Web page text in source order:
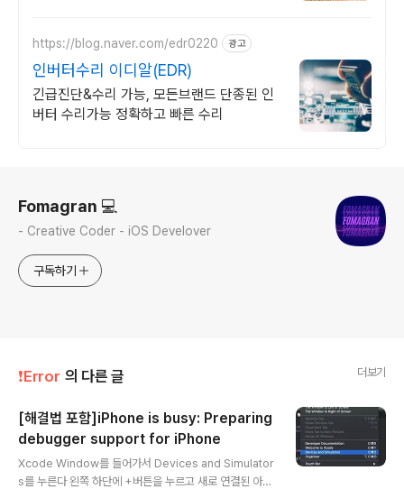
https://blog.naver.com/edr0220 광고
인버터수리 이디알(EDR)
긴급진단&수리 가능, 모든브랜드 단종된 인
버터 수리가능 정확하고 빠른 수리
Fomagran 💻
- Creative Coder - iOS Develover
구독하기
❗️Error 의 다른 글 더보기
[해결법 포함]iPhone is busy: Preparing
debugger support for iPhone
Xcode Window를 들어가서 Devices and Simulator
s를 누른다 왼쪽 하단에 +버튼을 누르고 새로 연결된 아이